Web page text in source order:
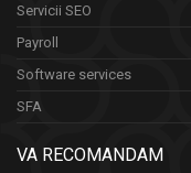
Servicii SEO
Payroll
Software services
SFA
VA RECOMANDAM